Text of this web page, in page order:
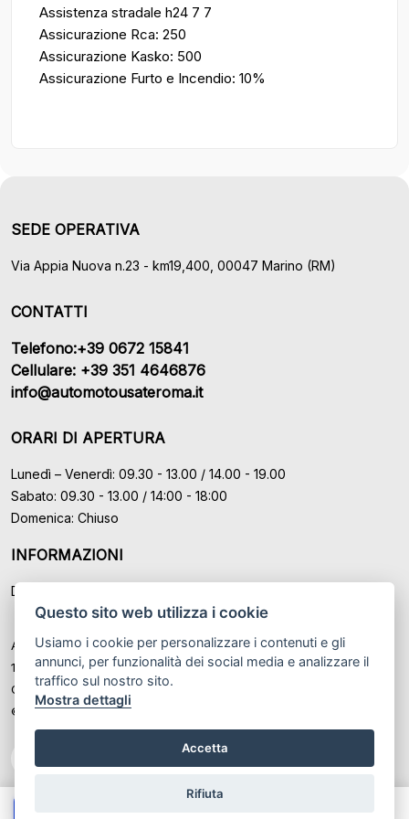
Questo sito web utilizza i cookie
Usiamo i cookie per personalizzare i contenuti e gli
annunci, per funzionalità dei social media e analizzare il
traffico sul nostro sito.
Mostra dettagli
Accetta
Rifiuta
Assistenza stradale h24 7 7
Assicurazione Rca: 250
Assicurazione Kasko: 500
Assicurazione Furto e Incendio: 10%
SEDE OPERATIVA
Via Appia Nuova n.23 - km19,400, 00047 Marino (RM)
CONTATTI
Telefono:+39 0672 15841
Cellulare: +39 351 4646876
info@automotousateroma.it
ORARI DI APERTURA
Lunedì – Venerdì: 09.30 - 13.00 / 14.00 - 19.00
Sabato: 09.30 - 13.00 / 14:00 - 18:00
Domenica: Chiuso
INFORMAZIONI
Domande Frequenti (FAQ)
Auto Moto Usate Roma Srl sede di Marino - Roma, P.IVA: IT
12489131008
Cod. Fisc. ed Iscr. al Registro Imprese di Roma n° 12489131008
© Another site byGestionale auto